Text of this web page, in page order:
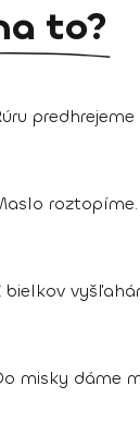
to?
predhrejeme
bielkov
misky dáme